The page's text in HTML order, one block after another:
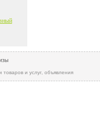
и услуг, объявления